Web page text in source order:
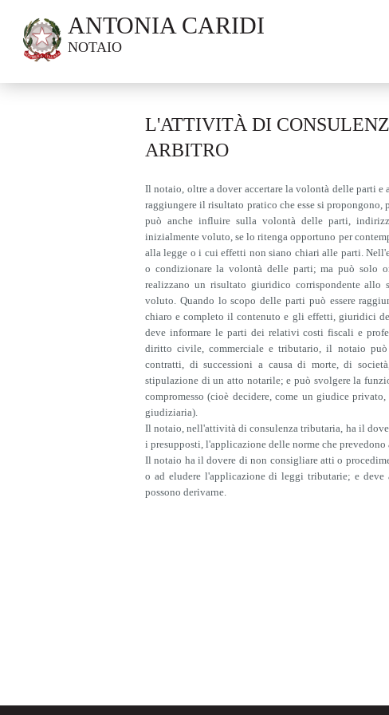
ANTONIA CARIDI
NOTAIO
L'ATTIVITÀ DI
ARBITRO
Il notaio, oltre a dover accertare la volontà delle parti
raggiungere il risultato pratico che esse si
può anche influire sulla volontà delle parti,
inizialmente voluto, se lo ritenga opportuno per
alla legge o i cui effetti non siano chiari alle parti.
o condizionare la volontà delle parti; ma può solo
realizzano un risultato giuridico corrispondente allo
voluto. Quando lo scopo delle parti può essere
chiaro e completo il contenuto e gli effetti, giuridici
deve informare le parti dei relativi costi fiscali e
diritto civile, commerciale e tributario, il notaio
contratti, di successioni a causa di morte, di
stipulazione di un atto notarile; e può svolgere la
compromesso (cioè decidere, come un giudice
giudiziaria).
Il notaio, nell'attività di consulenza tributaria, ha il
i presupposti, l'applicazione delle norme che
Il notaio ha il dovere di non consigliare atti o
o ad eludere l'applicazione di leggi tributarie; e
possono derivarne.